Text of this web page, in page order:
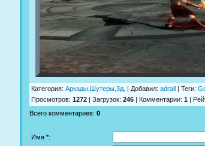
Категория: Аркады,Шутеры,3д, | Добавил: adrail | Теги:
Просмотров: 1272 | Загрузок: 246 | Комментарии: 1 |
Всего комментариев: 0
Имя *: